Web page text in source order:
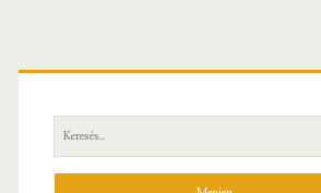
Elsődleges
oldalsáv
Keresés: